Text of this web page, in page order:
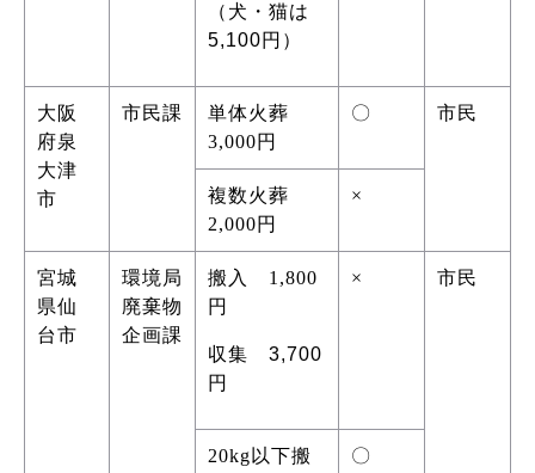
（犬・猫は
5,100円）
大阪
府泉
大津
市
市民課
単体火葬
3,000円
〇 市民
複数火葬
2,000円
×
宮城
県仙
台市
環境局
廃棄物
企画課
搬入 1,800
円
収集 3,700
円
× 市民
20kg以下搬
〇